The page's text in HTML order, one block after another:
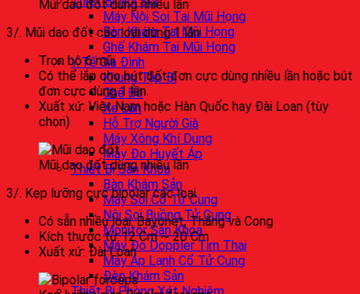
Máy Nội Soi Tai Mũi Họng
Bàn Khám Tai Mũi Họng
Ghế Khám Tai Mũi Họng
Y Tế Gia Đình
Khung Tập Đi
Ghế Bô
Xe Lăn
Hỗ Trợ Người Già
Máy Xông Khí Dung
Máy Đo Huyết Áp
Thiết Bị Sản Khoa
Bàn Khám Sản
Máy Soi Cổ Tử Cung
Nội Soi Buồng Tử Cung
Monitor Sản Khoa
Máy Đo Doppler Tim Thai
Máy Áp Lạnh Cổ Tử Cung
Đèn Khám Sản
Mũi dao đốt dùng nhiều lần
3/. Mũi dao đốt các loại dùng 1 lần
Trọn bộ 6 mũi
Có thể lắp cho bút đốt đơn cực dùng nhiều lần hoặc bút
đơn cực dùng 1 lần.
Xuất xứ: Việt Nam hoặc Hàn Quốc hay Đài Loan (tùy
chọn)
Mũi dao đốt dùng nhiều lần
3/. Kẹp lưỡng cực bipolar các loại
Có sẵn nhiều loại: Bayonet, Thẳng và Cong
Kích thước từ 12 Cm ~ 20 Cm
Xuất xứ: Đài Loan